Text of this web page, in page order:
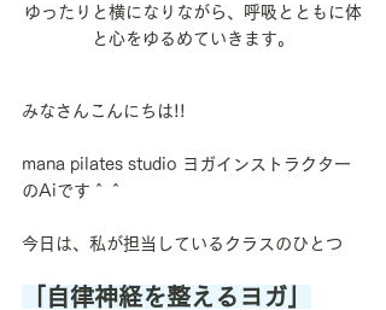
ゆったりと横になりながら、呼吸とともに体
と心をゆるめていきます。
みなさんこんにちは!!
mana pilates studio ヨガインストラクター
のAiです＾＾
今日は、私が担当しているクラスのひとつ
「自律神経を整えるヨガ」